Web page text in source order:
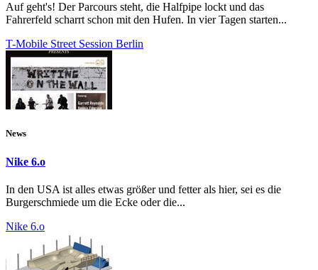
Auf geht's! Der Parcours steht, die Halfpipe lockt und das
Fahrerfeld scharrt schon mit den Hufen. In vier Tagen starten...
T-Mobile Street Session Berlin
News
Nike 6.o
In den USA ist alles etwas größer und fetter als hier, sei es die
Burgerschmiede um die Ecke oder die...
Nike 6.o